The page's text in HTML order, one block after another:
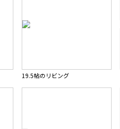
19.5帖のリビング